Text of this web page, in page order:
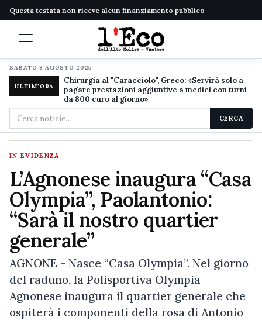
Questa testata non riceve alcun finanziamento pubblico
SABATO 8 AGOSTO 2026
ULTIM'ORA
Chirurgia al "Caracciolo", Greco: «Servirà solo a
pagare prestazioni aggiuntive a medici con turni
da 800 euro al giorno»
Cerca
nel
sito
CERCA
IN EVIDENZA
L’Agnonese inaugura “Casa
Olympia”, Paolantonio:
“Sarà il nostro quartier
generale”
AGNONE - Nasce “Casa Olympia”. Nel giorno
del raduno, la Polisportiva Olympia
Agnonese inaugura il quartier generale che
ospiterà i componenti della rosa di Antonio